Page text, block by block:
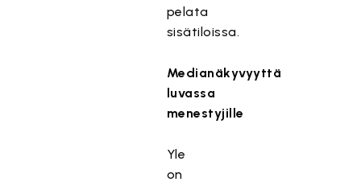
pelata
sisätiloissa.
Medianäkyvyyttä
luvassa
menestyjille
Yle
on